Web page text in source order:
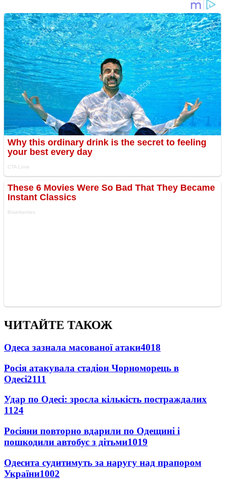
ЧИТАЙТЕ ТАКОЖ
Одеса зазнала масованої атаки4018
Росія атакувала стадіон Чорноморець в
Одесі2111
Удар по Одесі: зросла кількість постраждалих
1124
Росіяни повторно вдарили по Одещині і
пошкодили автобус з дітьми1019
Одесита судитимуть за наругу над прапором
України1002